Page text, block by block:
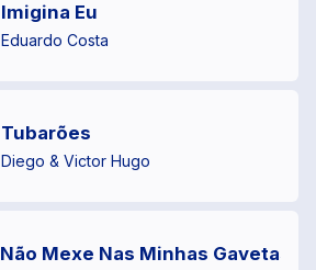
Imigina Eu
Eduardo Costa
Tubarões
Diego & Victor Hugo
Não Mexe Nas Minhas Gavetas